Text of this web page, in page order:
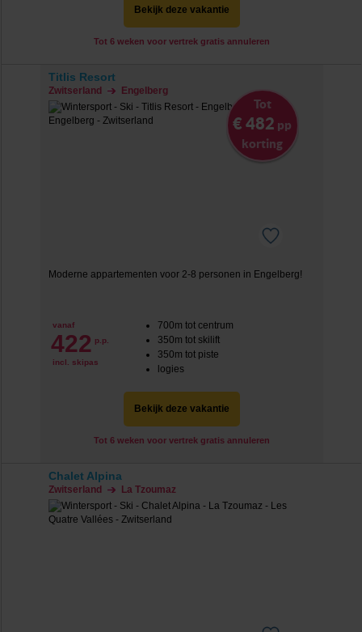
Bekijk deze vakantie
Tot 6 weken voor vertrek gratis annuleren
Titlis Resort
Zwitserland Engelberg
Tot
€ 482 pp
korting
Moderne appartementen voor 2-8 personen in Engelberg!
vanaf
422 p.p.
incl. skipas
700m tot centrum
350m tot skilift
350m tot piste
logies
Bekijk deze vakantie
Tot 6 weken voor vertrek gratis annuleren
Chalet Alpina
Zwitserland La Tzoumaz